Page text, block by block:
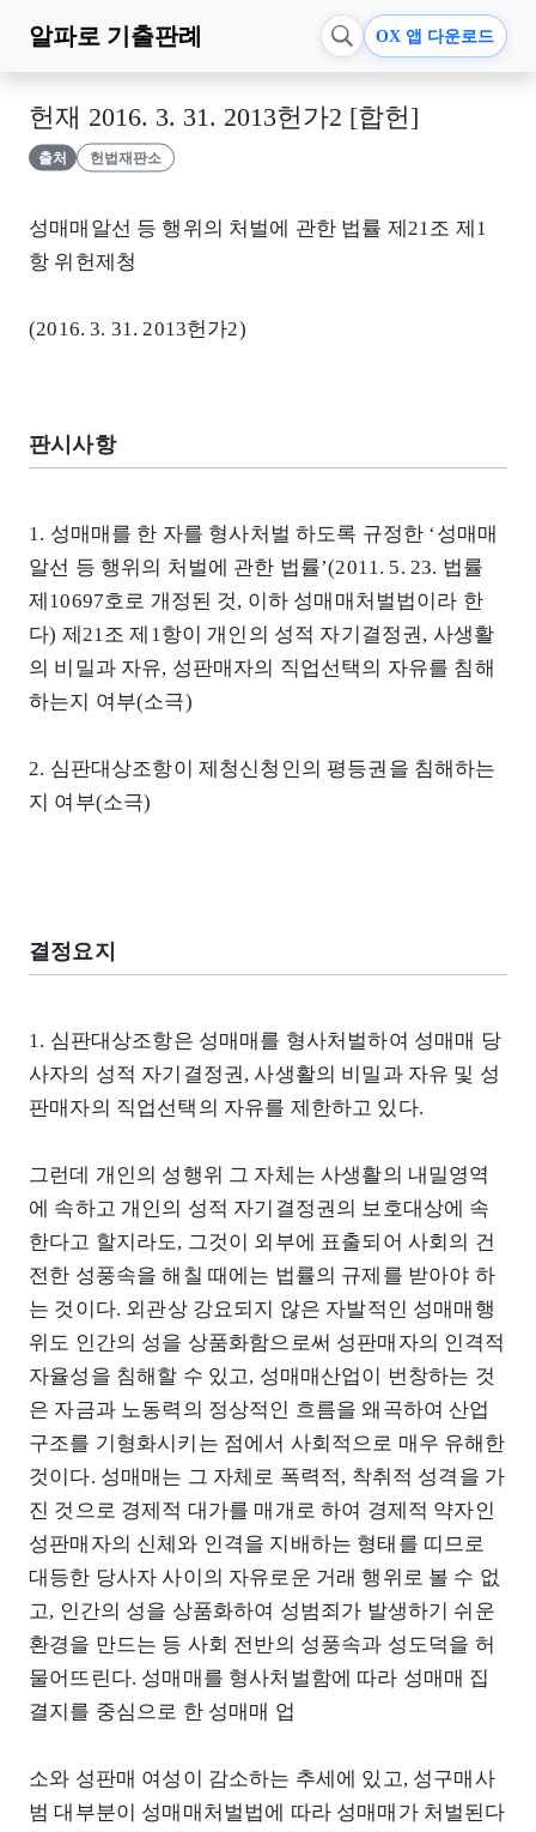
알파로 기출판례 OX 앱 다운로드
헌재 2016. 3. 31. 2013헌가2 [합헌]
출처 헌법재판소
성매매알선 등 행위의 처벌에 관한 법률 제21조 제1
항 위헌제청
(2016. 3. 31. 2013헌가2)
판시사항
1. 성매매를 한 자를 형사처벌 하도록 규정한 ‘성매매
알선 등 행위의 처벌에 관한 법률’(2011. 5. 23. 법률
제10697호로 개정된 것, 이하 성매매처벌법이라 한
다) 제21조 제1항이 개인의 성적 자기결정권, 사생활
의 비밀과 자유, 성판매자의 직업선택의 자유를 침해
하는지 여부(소극)
2. 심판대상조항이 제청신청인의 평등권을 침해하는
지 여부(소극)
결정요지
1. 심판대상조항은 성매매를 형사처벌하여 성매매 당
사자의 성적 자기결정권, 사생활의 비밀과 자유 및 성
판매자의 직업선택의 자유를 제한하고 있다.
그런데 개인의 성행위 그 자체는 사생활의 내밀영역
에 속하고 개인의 성적 자기결정권의 보호대상에 속
한다고 할지라도, 그것이 외부에 표출되어 사회의 건
전한 성풍속을 해칠 때에는 법률의 규제를 받아야 하
는 것이다. 외관상 강요되지 않은 자발적인 성매매행
위도 인간의 성을 상품화함으로써 성판매자의 인격적
자율성을 침해할 수 있고, 성매매산업이 번창하는 것
은 자금과 노동력의 정상적인 흐름을 왜곡하여 산업
구조를 기형화시키는 점에서 사회적으로 매우 유해한
것이다. 성매매는 그 자체로 폭력적, 착취적 성격을 가
진 것으로 경제적 대가를 매개로 하여 경제적 약자인
성판매자의 신체와 인격을 지배하는 형태를 띠므로
대등한 당사자 사이의 자유로운 거래 행위로 볼 수 없
고, 인간의 성을 상품화하여 성범죄가 발생하기 쉬운
환경을 만드는 등 사회 전반의 성풍속과 성도덕을 허
물어뜨린다. 성매매를 형사처벌함에 따라 성매매 집
결지를 중심으로 한 성매매 업
소와 성판매 여성이 감소하는 추세에 있고, 성구매사
범 대부분이 성매매처벌법에 따라 성매매가 처벌된다